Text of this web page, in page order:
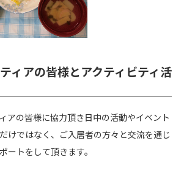
ィアの皆様とアクティビティ活
アの皆様に協力頂き日中の活動やイベント
けではなく、ご入居者の方々と交流を通じ
ートをして頂きます。